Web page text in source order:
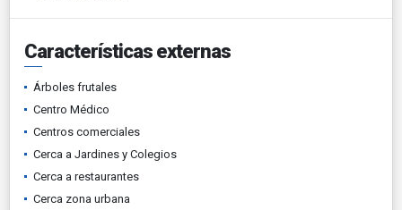
Características externas
Árboles frutales
Centro Médico
Centros comerciales
Cerca a Jardines y Colegios
Cerca a restaurantes
Cerca zona urbana